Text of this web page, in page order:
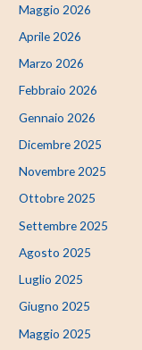
Maggio 2026
Aprile 2026
Marzo 2026
Febbraio 2026
Gennaio 2026
Dicembre 2025
Novembre 2025
Ottobre 2025
Settembre 2025
Agosto 2025
Luglio 2025
Giugno 2025
Maggio 2025